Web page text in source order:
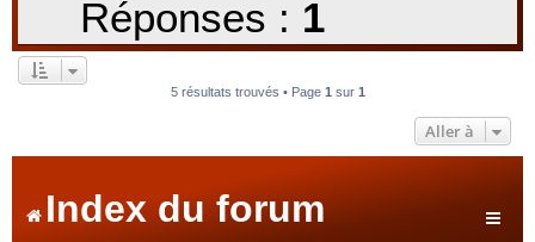
Réponses : 1
5 résultats trouvés • Page 1sur 1
Aller à
Index du forum